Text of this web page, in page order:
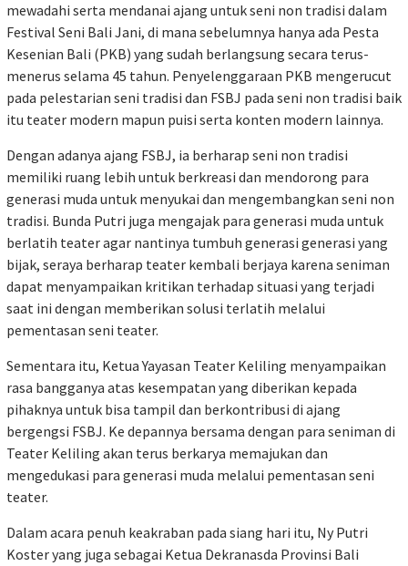
mewadahi serta mendanai ajang untuk seni non tradisi dalam
Festival Seni Bali Jani, di mana sebelumnya hanya ada Pesta
Kesenian Bali (PKB) yang sudah berlangsung secara terus-
menerus selama 45 tahun. Penyelenggaraan PKB mengerucut
pada pelestarian seni tradisi dan FSBJ pada seni non tradisi baik
itu teater modern mapun puisi serta konten modern lainnya.
Dengan adanya ajang FSBJ, ia berharap seni non tradisi
memiliki ruang lebih untuk berkreasi dan mendorong para
generasi muda untuk menyukai dan mengembangkan seni non
tradisi. Bunda Putri juga mengajak para generasi muda untuk
berlatih teater agar nantinya tumbuh generasi generasi yang
bijak, seraya berharap teater kembali berjaya karena seniman
dapat menyampaikan kritikan terhadap situasi yang terjadi
saat ini dengan memberikan solusi terlatih melalui
pementasan seni teater.
Sementara itu, Ketua Yayasan Teater Keliling menyampaikan
rasa bangganya atas kesempatan yang diberikan kepada
pihaknya untuk bisa tampil dan berkontribusi di ajang
bergengsi FSBJ. Ke depannya bersama dengan para seniman di
Teater Keliling akan terus berkarya memajukan dan
mengedukasi para generasi muda melalui pementasan seni
teater.
Dalam acara penuh keakraban pada siang hari itu, Ny Putri
Koster yang juga sebagai Ketua Dekranasda Provinsi Bali